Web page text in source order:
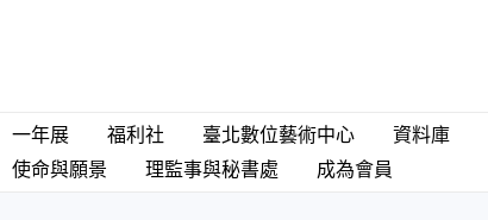
一年展 福利社 臺北數位藝術中心 資料庫
使命與願景 理監事與秘書處 成為會員